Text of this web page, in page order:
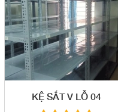
KỆ SẮT V LỖ 04